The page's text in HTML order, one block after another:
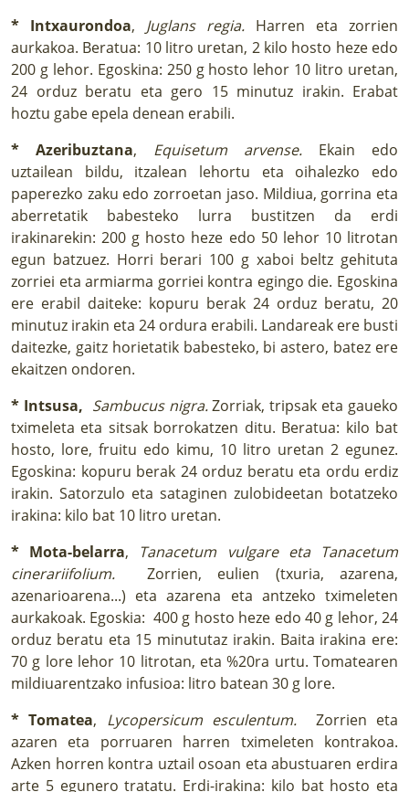
* Intxaurondoa, Juglans regia. Harren eta zorrien
aurkakoa. Beratua: 10 litro uretan, 2 kilo hosto heze edo
200 g lehor. Egoskina: 250 g hosto lehor 10 litro uretan,
24 orduz beratu eta gero 15 minutuz irakin. Erabat
hoztu gabe epela denean erabili.
* Azeribuztana, Equisetum arvense. Ekain edo
uztailean bildu, itzalean lehortu eta oihalezko edo
paperezko zaku edo zorroetan jaso. Mildiua, gorrina eta
aberretatik babesteko lurra bustitzen da erdi
irakinarekin: 200 g hosto heze edo 50 lehor 10 litrotan
egun batzuez. Horri berari 100 g xaboi beltz gehituta
zorriei eta armiarma gorriei kontra egingo die. Egoskina
ere erabil daiteke: kopuru berak 24 orduz beratu, 20
minutuz irakin eta 24 ordura erabili. Landareak ere busti
daitezke, gaitz horietatik babesteko, bi astero, batez ere
ekaitzen ondoren.
* Intsusa, Sambucus nigra.Zorriak, tripsak eta gaueko
tximeleta eta sitsak borrokatzen ditu. Beratua: kilo bat
hosto, lore, fruitu edo kimu, 10 litro uretan 2 egunez.
Egoskina: kopuru berak 24 orduz beratu eta ordu erdiz
irakin. Satorzulo eta sataginen zulobideetan botatzeko
irakina: kilo bat 10 litro uretan.
* Mota-belarra, Tanacetum vulgare eta Tanacetum
cinerariifolium. Zorrien, eulien (txuria, azarena,
azenarioarena...) eta azarena eta antzeko tximeleten
aurkakoak. Egoskia: 400 g hosto heze edo 40 g lehor, 24
orduz beratu eta 15 minututaz irakin. Baita irakina ere:
70 g lore lehor 10 litrotan, eta %20ra urtu. Tomatearen
mildiuarentzako infusioa: litro batean 30 g lore.
* Tomatea, Lycopersicum esculentum. Zorrien eta
azaren eta porruaren harren tximeleten kontrakoa.
Azken horren kontra uztail osoan eta abustuaren erdira
arte 5 egunero tratatu. Erdi-irakina: kilo bat hosto eta